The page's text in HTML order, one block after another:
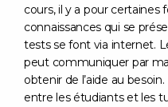
cours, il y a pour
connaissances qui se
tests se font via internet.
peut communiquer par
obtenir de l’aide au
entre les étudiants et les